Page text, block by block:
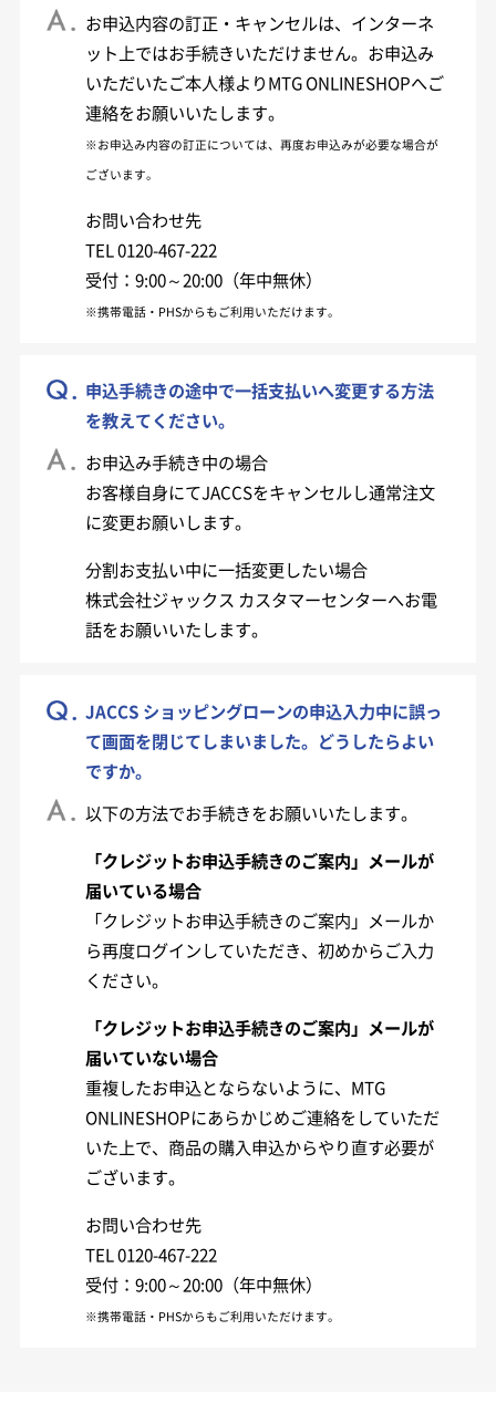
お申込内容の訂正・キャンセルは、インターネ
ット上ではお手続きいただけません。お申込み
いただいたご本人様よりMTG ONLINESHOPへご
連絡をお願いいたします。
※お申込み内容の訂正については、再度お申込みが必要な場合が
ございます。
お問い合わせ先
TEL
受付：9:00～20:00（年中無休）
※携帯電話・PHSからもご利用いただけます。
申込手続きの途中で一括支払いへ変更する方法
を教えてください。
お申込み手続き中の場合
お客様自身にてJACCSをキャンセルし通常注文
に変更お願いします。
分割お支払い中に一括変更したい場合
株式会社ジャックス カスタマーセンターへお電
話をお願いいたします。
JACCS ショッピングローンの申込入力中に誤っ
て画面を閉じてしまいました。どうしたらよい
ですか。
以下の方法でお手続きをお願いいたします。
「クレジットお申込手続きのご案内」メールが
届いている場合
「クレジットお申込手続きのご案内」メールか
ら再度ログインしていただき、初めからご入力
ください。
「クレジットお申込手続きのご案内」メールが
届いていない場合
重複したお申込とならないように、MTG
ONLINESHOPにあらかじめご連絡をしていただ
いた上で、商品の購入申込からやり直す必要が
ございます。
お問い合わせ先
TEL
受付：9:00～20:00（年中無休）
※携帯電話・PHSからもご利用いただけます。